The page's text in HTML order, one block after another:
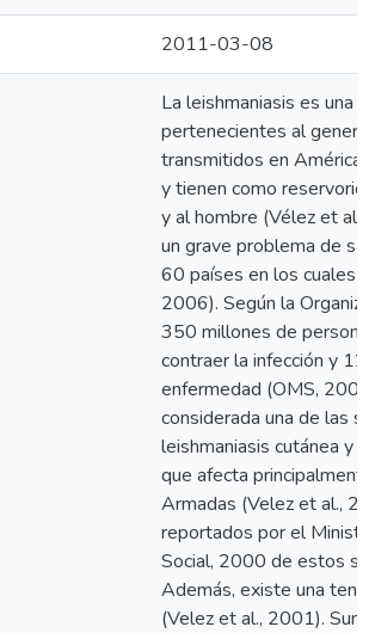
2011-03-08
La leishmaniasis es una
pertenecientes al genero
transmitidos en América
y tienen como
y al hombre (Vélez et
un grave problema de
60 países en los cuales
2006). Según la
350 millones de
contraer la infección y
enfermedad (OMS,
considerada una de las
leishmaniasis cutánea y
que afecta
Armadas (Velez et al.,
reportados por el
Social, 2000 de estos se
Además, existe una
(Velez et al., 2001).